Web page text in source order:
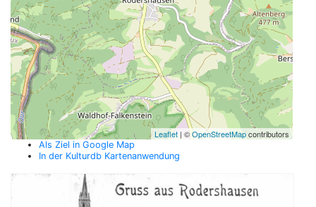
Leaflet | ©OpenStreetMapcontributors
Als Ziel in Google Map
In der Kulturdb Kartenanwendung